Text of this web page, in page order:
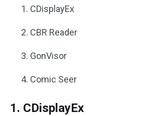
CDisplayEx
CBR Reader
GonVisor
Comic Seer
1. CDisplayEx